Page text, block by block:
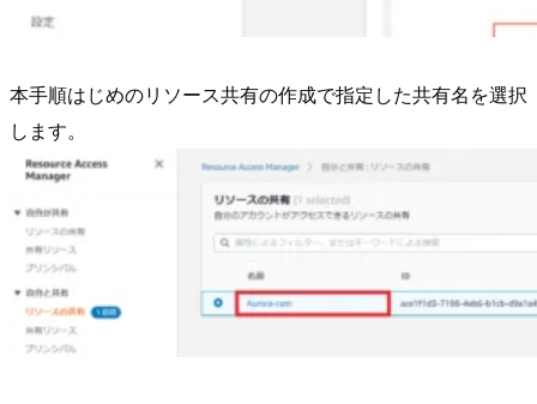
本手順はじめのリソース共有の作成で指定した共有名を選択
します。